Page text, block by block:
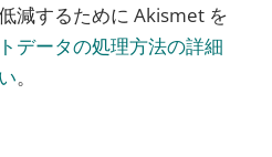
減するために Akismet を
データの処理方法の詳細
。